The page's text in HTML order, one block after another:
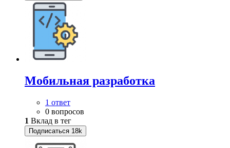
Мобильная разработка
1 ответ
0 вопросов
1 Вклад в тег
Подписаться 18k